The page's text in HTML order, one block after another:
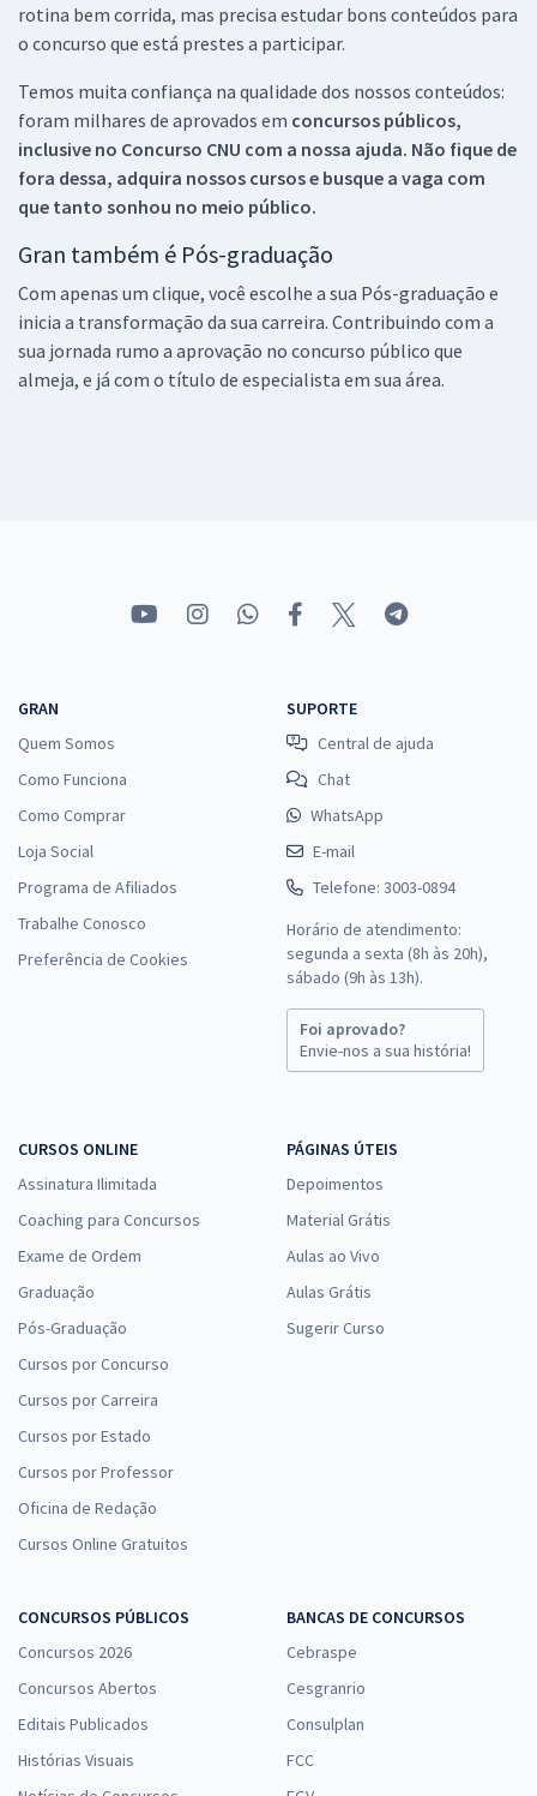
rotina bem corrida, mas precisa estudar bons conteúdos para
o concurso que está prestes a participar.
Temos muita confiança na qualidade dos nossos conteúdos:
foram milhares de aprovados em concursos públicos,
inclusive no Concurso CNU com a nossa ajuda. Não fique de
fora dessa, adquira nossos cursos e busque a vaga com
que tanto sonhou no meio público.
Gran também é Pós-graduação
Com apenas um clique, você escolhe a sua Pós-graduação e
inicia a transformação da sua carreira. Contribuindo com a
sua jornada rumo a aprovação no concurso público que
almeja, e já com o título de especialista em sua área.
GRAN
Quem Somos
Como Funciona
Como Comprar
Loja Social
Programa de Afiliados
Trabalhe Conosco
Preferência de Cookies
SUPORTE
Central de ajuda
Chat
WhatsApp
E-mail
Telefone: 3003-0894
Horário de atendimento:
segunda a sexta (8h às 20h),
sábado (9h às 13h).
Foi aprovado?
Envie-nos a sua história!
CURSOS ONLINE
Assinatura Ilimitada
Coaching para Concursos
Exame de Ordem
Graduação
Pós-Graduação
Cursos por Concurso
Cursos por Carreira
Cursos por Estado
Cursos por Professor
Oficina de Redação
Cursos Online Gratuitos
PÁGINAS ÚTEIS
Depoimentos
Material Grátis
Aulas ao Vivo
Aulas Grátis
Sugerir Curso
CONCURSOS PÚBLICOS
Concursos 2026
Concursos Abertos
Editais Publicados
Histórias Visuais
BANCAS DE CONCURSOS
Cebraspe
Cesgranrio
Consulplan
FCC